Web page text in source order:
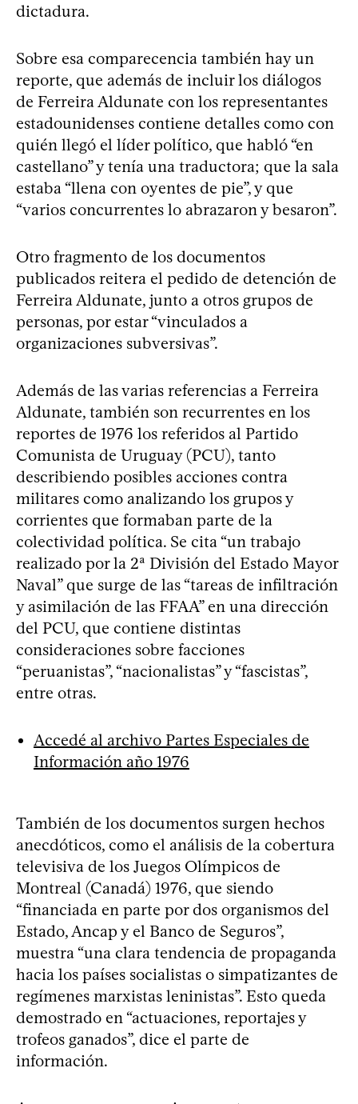
dictadura.
Sobre esa comparecencia también hay un
reporte, que además de incluir los diálogos
de Ferreira Aldunate con los representantes
estadounidenses contiene detalles como con
quién llegó el líder político, que habló “en
castellano” y tenía una traductora; que la sala
estaba “llena con oyentes de pie”, y que
“varios concurrentes lo abrazaron y besaron”.
Otro fragmento de los documentos
publicados reitera el pedido de detención de
Ferreira Aldunate, junto a otros grupos de
personas, por estar “vinculados a
organizaciones subversivas”.
Además de las varias referencias a Ferreira
Aldunate, también son recurrentes en los
reportes de 1976 los referidos al Partido
Comunista de Uruguay (PCU), tanto
describiendo posibles acciones contra
militares como analizando los grupos y
corrientes que formaban parte de la
colectividad política. Se cita “un trabajo
realizado por la 2ª División del Estado Mayor
Naval” que surge de las “tareas de infiltración
y asimilación de las FFAA” en una dirección
del PCU, que contiene distintas
consideraciones sobre facciones
“peruanistas”, “nacionalistas” y “fascistas”,
entre otras.
Accedé al archivo Partes Especiales de
Información año 1976
También de los documentos surgen hechos
anecdóticos, como el análisis de la cobertura
televisiva de los Juegos Olímpicos de
Montreal (Canadá) 1976, que siendo
“financiada en parte por dos organismos del
Estado, Ancap y el Banco de Seguros”,
muestra “una clara tendencia de propaganda
hacia los países socialistas o simpatizantes de
regímenes marxistas leninistas”. Esto queda
demostrado en “actuaciones, reportajes y
trofeos ganados”, dice el parte de
información.